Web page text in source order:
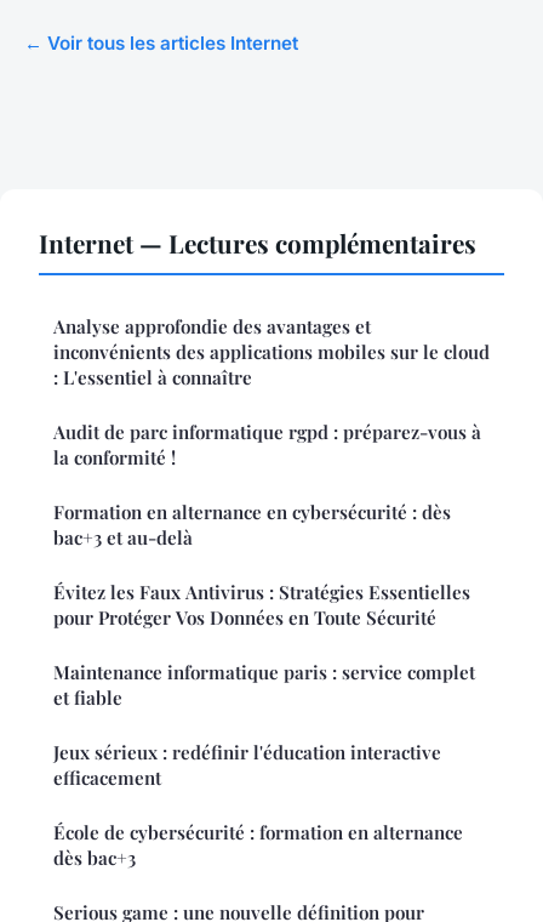
← Voir tous les articles Internet
Internet — Lectures complémentaires
Analyse approfondie des avantages et
inconvénients des applications mobiles sur le cloud
: L'essentiel à connaître
Audit de parc informatique rgpd : préparez-vous à
la conformité !
Formation en alternance en cybersécurité : dès
bac+3 et au-delà
Évitez les Faux Antivirus : Stratégies Essentielles
pour Protéger Vos Données en Toute Sécurité
Maintenance informatique paris : service complet
et fiable
Jeux sérieux : redéfinir l'éducation interactive
efficacement
École de cybersécurité : formation en alternance
dès bac+3
Serious game : une nouvelle définition pour